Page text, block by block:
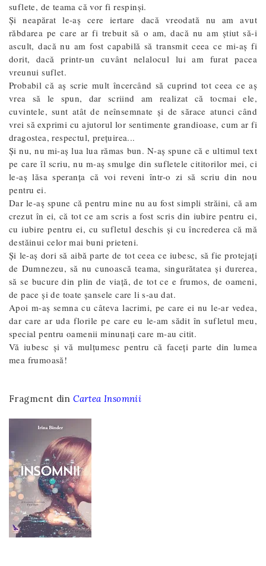
suflete, de teama că vor fi respinși.
Și neapărat le-aș cere iertare dacă vreodată nu am avut
răbdarea pe care ar fi trebuit să o am, dacă nu am știut să-i
ascult, dacă nu am fost capabilă să transmit ceea ce mi-aș fi
dorit, dacă printr-un cuvânt nelalocul lui am furat pacea
vreunui suflet.
Probabil că aş scrie mult încercând să cuprind tot ceea ce aş
vrea să le spun, dar scriind am realizat că tocmai ele,
cuvintele, sunt atât de neînsemnate şi de sărace atunci când
vrei să exprimi cu ajutorul lor sentimente grandioase, cum ar fi
dragostea, respectul, preţuirea...
Şi nu, nu mi-aş lua lua rămas bun. N-aş spune că e ultimul text
pe care îl scriu, nu m-aş smulge din sufletele cititorilor mei, ci
le-aş lăsa speranţa că voi reveni într-o zi să scriu din nou
pentru ei.
Dar le-aş spune că pentru mine nu au fost simpli străini, că am
crezut în ei, că tot ce am scris a fost scris din iubire pentru ei,
cu iubire pentru ei, cu sufletul deschis și cu încrederea că mă
destăinui celor mai buni prieteni.
Şi le-aş dori să aibă parte de tot ceea ce iubesc, să fie protejaţi
de Dumnezeu, să nu cunoască teama, singurătatea şi durerea,
să se bucure din plin de viaţă, de tot ce e frumos, de oameni,
de pace şi de toate şansele care li s-au dat.
Apoi m-aş semna cu câteva lacrimi, pe care ei nu le-ar vedea,
dar care ar uda florile pe care eu le-am sădit în sufletul meu,
special pentru oamenii minunaţi care m-au citit.
Vă iubesc și vă mulțumesc pentru că faceți parte din lumea
mea frumoasă!
Fragment dinCartea Insomnii